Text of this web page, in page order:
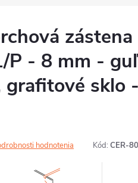
P - 8 mm -
grafitové sklo
hodnotenia Kód: CER-